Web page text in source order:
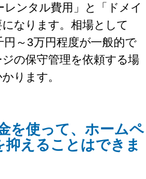
ンタル費用」と「ドメイ
なります。相場として
～3万円程度が一般的で
の保守管理を依頼する場
ります。
を使って、ホームペ
抑えることはできま